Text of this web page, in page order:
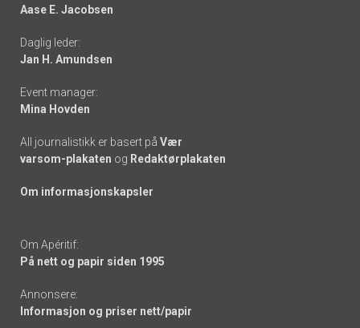
-
links
Aase E. Jacobsen
Daglig leder:
Jan H. Amundsen
Event manager:
Mina Hovden
All journalistikk er basert på Vær
varsom-plakaten og Redaktørplakaten
Om informasjonskapsler
Om Apéritif:
På nett og papir siden 1995
Annonsere:
Informasjon og priser nett/papir